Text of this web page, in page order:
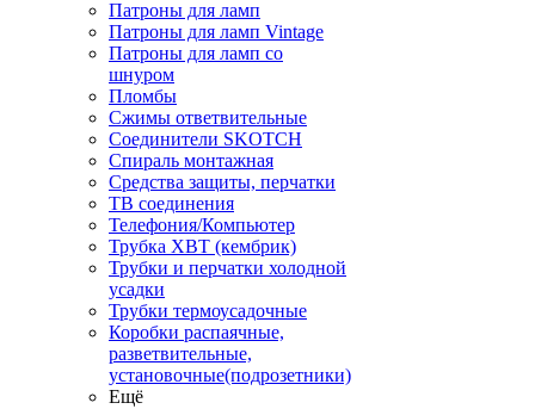
Патроны для ламп
Патроны для ламп Vintage
Патроны для ламп со
шнуром
Пломбы
Сжимы ответвительные
Соединители SKOTCH
Спираль монтажная
Средства защиты, перчатки
ТВ соединения
Телефония/Компьютер
Трубка ХВТ (кембрик)
Трубки и перчатки холодной
усадки
Трубки термоусадочные
Коробки распаячные,
разветвительные,
установочные(подрозетники)
Ещё